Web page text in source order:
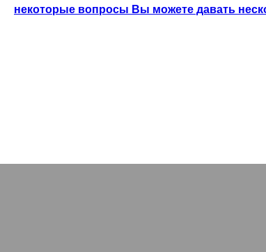
некоторые вопросы Вы можете давать